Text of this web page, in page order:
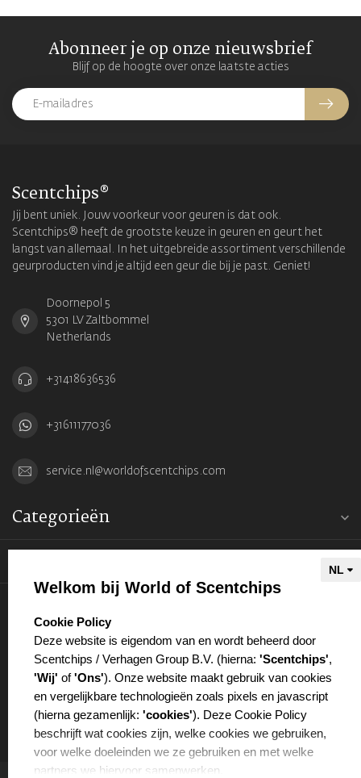
Abonneer je op onze nieuwsbrief
Blijf op de hoogte over onze laatste acties
Scentchips®
Jij bent uniek. Jouw voorkeur voor geuren is dat ook.
Scentchips® heeft de grootste keuze in geuren en geurt het
langst van allemaal. In het uitgebreide assortiment verschillende
geurproducten vind je altijd een geur die bij je past. Geniet!
Doornepol 5
5301 LV Zaltbommel
Netherlands
+31418636536
+31611177036
service.nl@worldofscentchips.com
Categorieën
Welkom bij World of Scentchips
select language
Cookie Policy
Deze website is eigendom van en wordt beheerd door
Scentchips / Verhagen Group B.V. (hierna: 'Scentchips',
'Wij' of'Ons'). Onze website maakt gebruik van cookies
en vergelijkbare technologieën zoals pixels en javascript
(hierna gezamenlijk: 'cookies'). Deze Cookie Policy
beschrijft wat cookies zijn, welke cookies we gebruiken,
voor welke doeleinden we ze gebruiken en met welke
partners we hiervoor samenwerken.